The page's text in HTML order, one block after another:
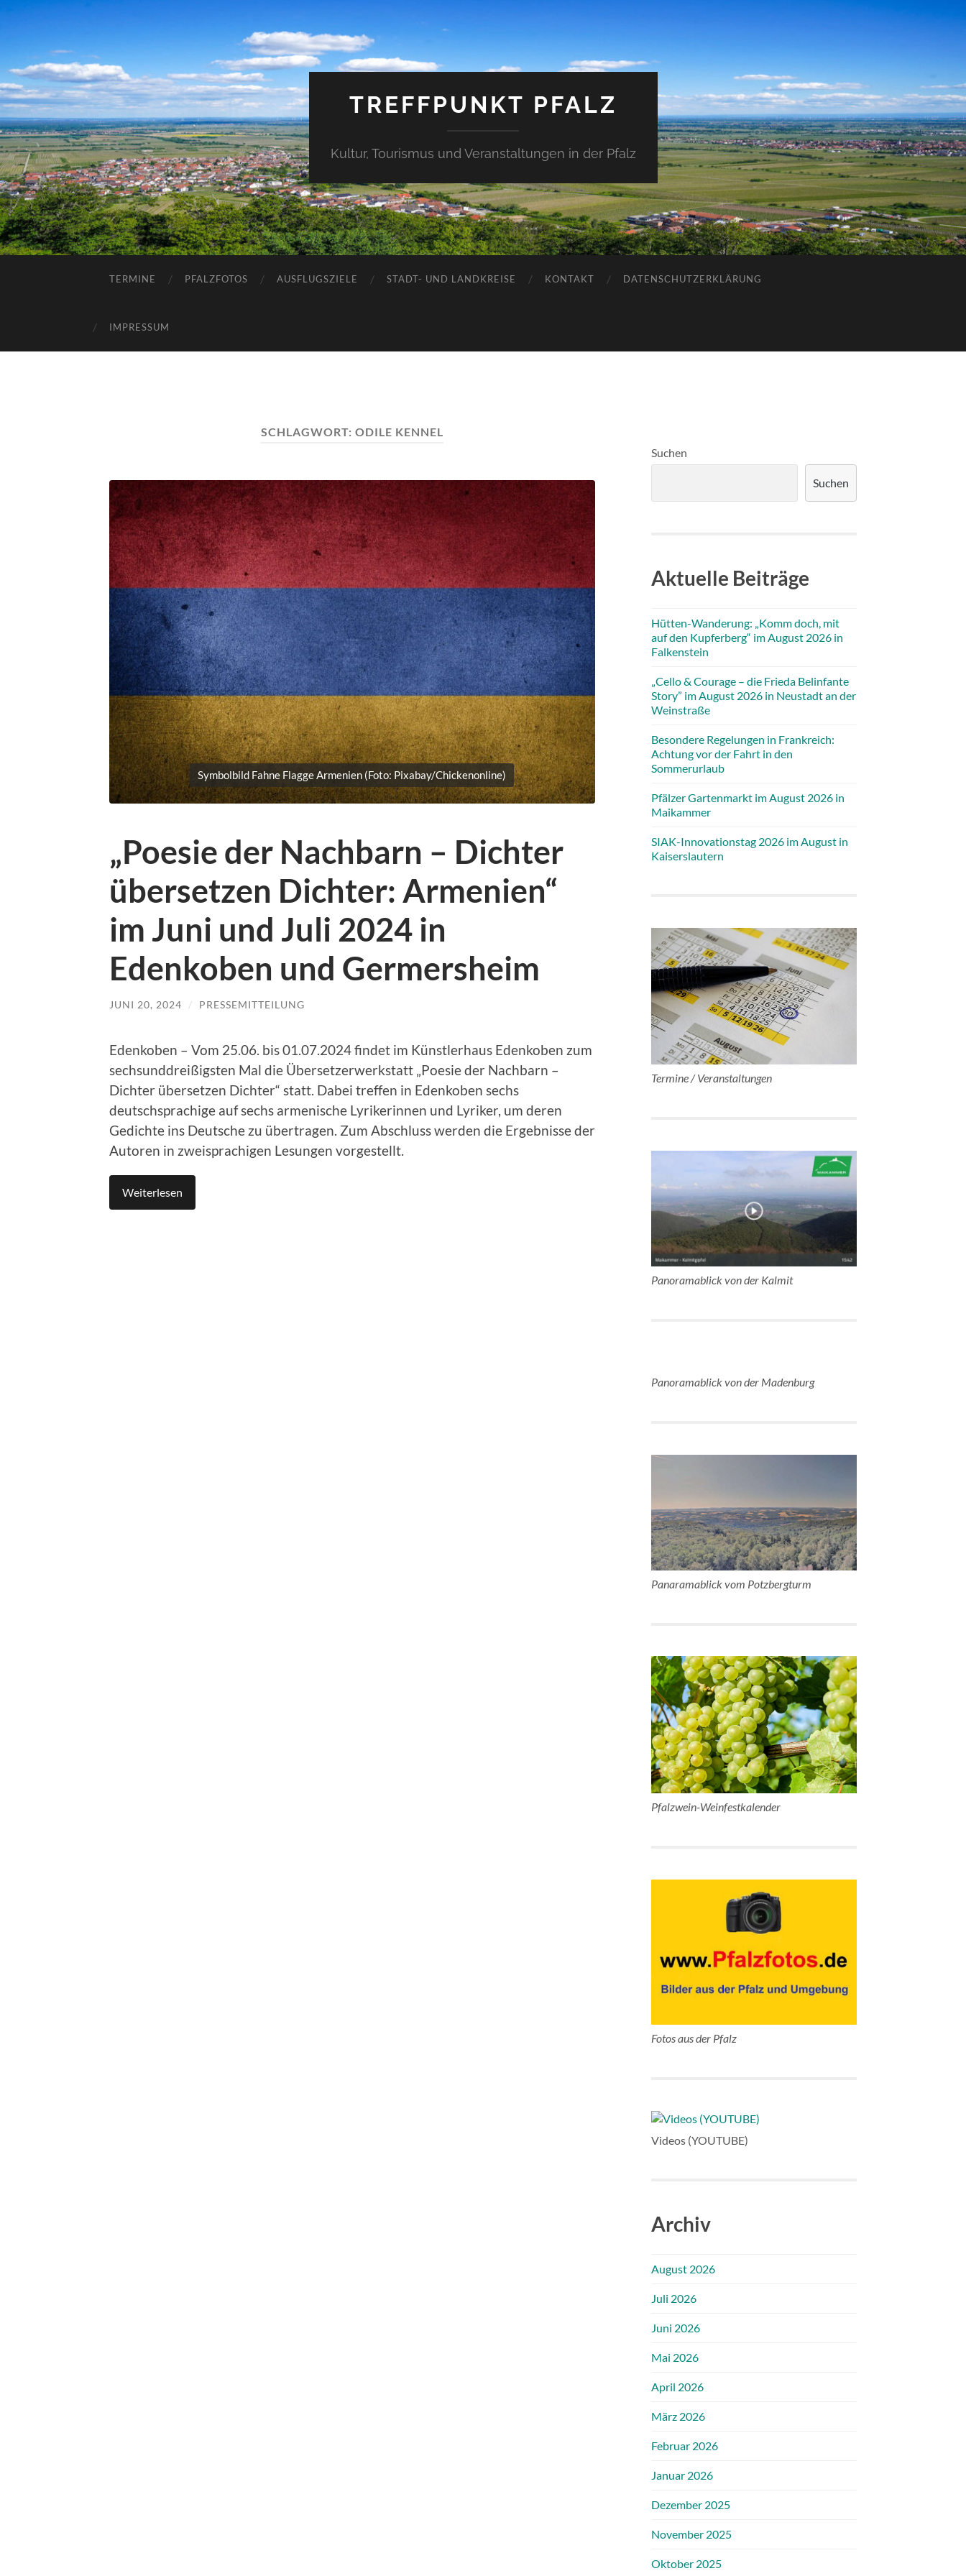
TREFFPUNKT PFALZ
Kultur, Tourismus und Veranstaltungen in der Pfalz
TERMINE PFALZFOTOS AUSFLUGSZIELE STADT- UND LANDKREISE KONTAKT DATENSCHUTZERKLÄRUNG
IMPRESSUM
SCHLAGWORT: ODILE KENNEL
Symbolbild Fahne Flagge Armenien (Foto: Pixabay/Chickenonline)
„Poesie der Nachbarn – Dichter
übersetzen Dichter: Armenien“
im Juni und Juli 2024 in
Edenkoben und Germersheim
JUNI 20, 2024 / PRESSEMITTEILUNG
Edenkoben – Vom 25.06. bis 01.07.2024 findet im Künstlerhaus Edenkoben zum
sechsunddreißigsten Mal die Übersetzerwerkstatt „Poesie der Nachbarn –
Dichter übersetzen Dichter“ statt. Dabei treffen in Edenkoben sechs
deutschsprachige auf sechs armenische Lyrikerinnen und Lyriker, um deren
Gedichte ins Deutsche zu übertragen. Zum Abschluss werden die Ergebnisse der
Autoren in zweisprachigen Lesungen vorgestellt.
Weiterlesen
Suchen
Suchen
Aktuelle Beiträge
Hütten-Wanderung: „Komm doch, mit
auf den Kupferberg“ im August 2026 in
Falkenstein
„Cello & Courage – die Frieda Belinfante
Story” im August 2026 in Neustadt an der
Weinstraße
Besondere Regelungen in Frankreich:
Achtung vor der Fahrt in den
Sommerurlaub
Pfälzer Gartenmarkt im August 2026 in
Maikammer
SIAK-Innovationstag 2026 im August in
Kaiserslautern
Termine / Veranstaltungen
Panoramablick von der Kalmit
Panoramablick von der Madenburg
Panaramablick vom Potzbergturm
Pfalzwein-Weinfestkalender
Fotos aus der Pfalz
Videos (YOUTUBE)
Archiv
August 2026
Juli 2026
Juni 2026
Mai 2026
April 2026
März 2026
Februar 2026
Januar 2026
Dezember 2025
November 2025
Oktober 2025